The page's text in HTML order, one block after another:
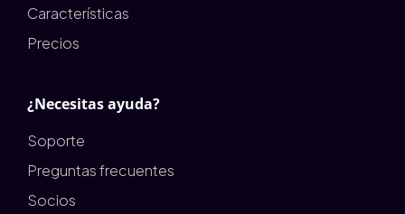
Características
Precios
¿Necesitas ayuda?
Soporte
Preguntas frecuentes
Socios